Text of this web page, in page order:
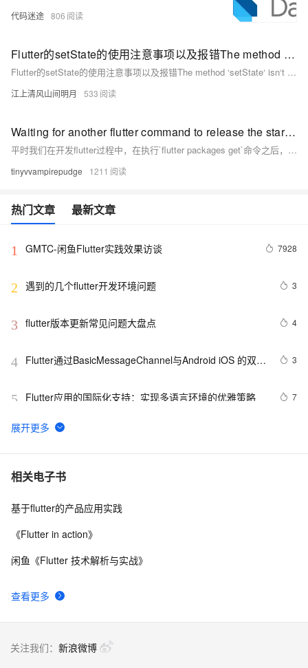
代码迷途 806
Flutter的setState的使用注意事项以及报错The method ‘setState‘ isn‘t defined for the type
Flutter的setState的使用注意事项以及报错The method ‘setState‘ isn‘t defined for the type
江上清风山间明月 533
Waiting for another flutter command to release the startup lock... 异常解决
平时我们在开发flutter过程中，在执行`flutter packages get`命令之后，如果运气不好的，命令没有执行成功的话，我们就会遇到这个错误提示： ``` Waiting for another flutter command to release the startup lock... ```
tinyvvampirepudge 1211
热门文章 最新文章
1 GMTC-闲鱼Flutter实践效果访谈 7928
2 遇到的几个flutter开发环境问题 3
3 flutter版本更新常见问题大盘点 4
4 Flutter通过BasicMessageChannel与Android iOS 的双向
3
5 Flutter应用的国际化支持：实现多语言环境的优雅策略 7
6
"震撼揭秘！Flutter如何玩转超低延迟RTSP/RTMP播
器！"
7 Flutter 组件（二）文本 与 输入框组件
8 Flutter 框架的缺点
叠主屏 | 折叠副屏 | 静态展示 | 动态热切换适配 | 拉伸布
步骤 | 创建 Flutter Module )
相关电子书
查看更多
基于flutter的产品应用实践
《Flutter in action》
闲鱼《Flutter 技术解析与实战》
关注我们： 新浪微博